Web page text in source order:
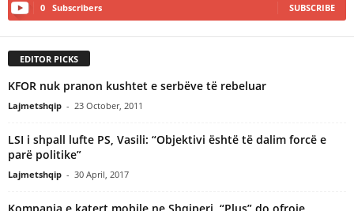
0 Subscribers SUBSCRIBE
EDITOR PICKS
KFOR nuk pranon kushtet e serbëve të rebeluar
Lajmetshqip - 23 October, 2011
LSI i shpall lufte PS, Vasili: “Objektivi është të dalim forcë e
parë politike”
Lajmetshqip - 30 April, 2017
Kompania e katert mobile ne Shqiperi, “Plus” do ofroje